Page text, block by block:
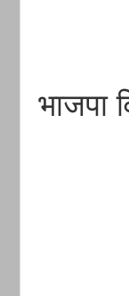
भाजपा